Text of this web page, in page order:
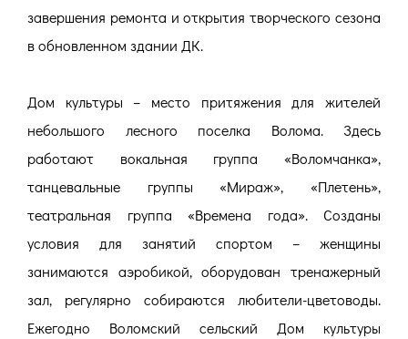
завершения ремонта и открытия творческого сезона
в обновленном здании ДК.
Дом культуры – место притяжения для жителей
небольшого лесного поселка Волома. Здесь
работают вокальная группа «Воломчанка»,
танцевальные группы «Мираж», «Плетень»,
театральная группа «Времена года». Созданы
условия для занятий спортом – женщины
занимаются аэробикой, оборудован тренажерный
зал, регулярно собираются любители-цветоводы.
Ежегодно Воломский сельский Дом культуры